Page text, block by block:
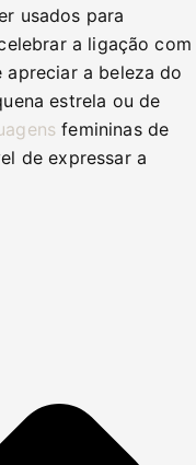
usados para
a ligação com
apreciar a beleza do
estrela ou de
femininas de
de expressar a